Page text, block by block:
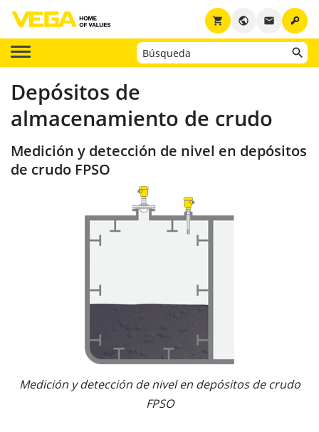
key
email
public
shopping_cart
Depósitos de
almacenamiento de crudo
Medición y detección de nivel en depósitos
de crudo FPSO
Medición y detección de nivel en depósitos de crudo
FPSO